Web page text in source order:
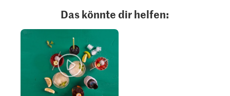
Das könnte dir helfen: